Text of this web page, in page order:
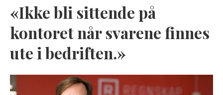
«Ikke bli sittende på
kontoret når svarene finnes
ute i bedriften.»